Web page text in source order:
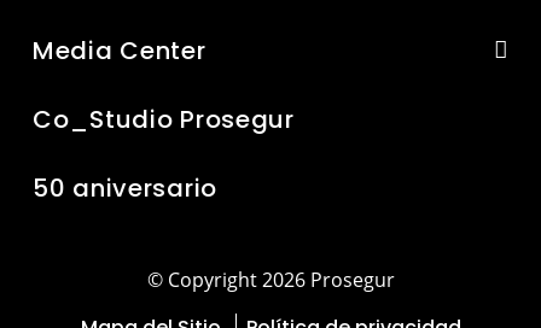
Media Center
Co_Studio Prosegur
50 aniversario
© Copyright 2026 Prosegur